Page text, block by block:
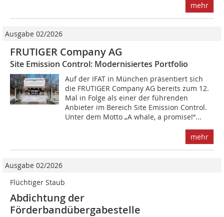
mehr
Ausgabe 02/2026
FRUTIGER Company AG
Site Emission Control: Modernisiertes Portfolio
Auf der IFAT in München präsentiert sich
die FRUTIGER Company AG bereits zum 12.
Mal in Folge als einer der führenden
Anbieter im Bereich Site Emission Control.
Unter dem Motto „A whale, a promise!“...
mehr
Ausgabe 02/2026
Flüchtiger Staub
Abdichtung der
Förderbandübergabestelle